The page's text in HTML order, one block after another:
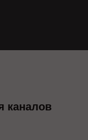
каналов